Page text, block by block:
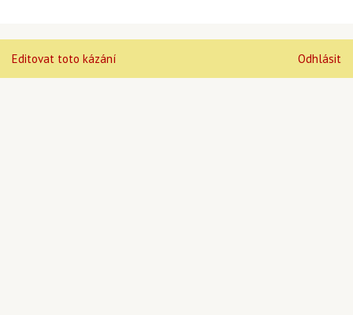
Editovat toto kázání Odhlásit